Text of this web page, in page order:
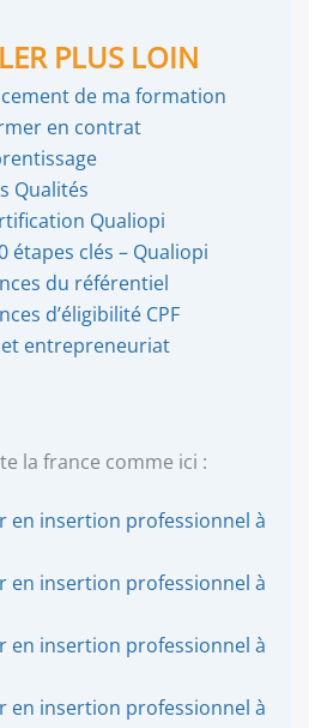
PLUS LOIN
de ma formation
en contrat
Qualités
Qualiopi
étapes clés – Qualiopi
du référentiel
d’éligibilité CPF
et entrepreneuriat
la france comme ici :
en insertion professionnel à
en insertion professionnel à
en insertion professionnel à
en insertion professionnel à